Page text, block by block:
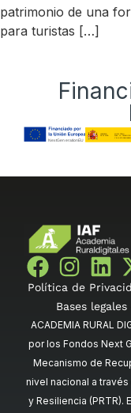
patrimonio de una
para turistas […]
Política de
Bases
ACADEMIA RURAL
por los Fondos Next
Mecanismo de
nivel nacional a
y Resiliencia (PRTR).